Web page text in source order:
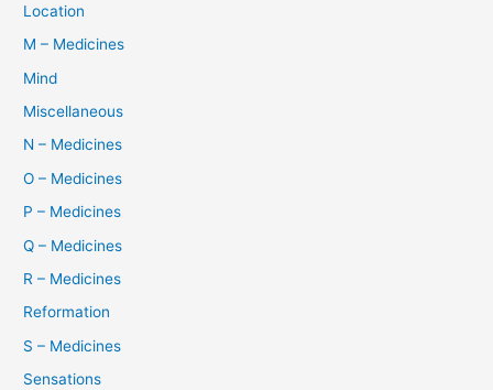
Location
M – Medicines
Mind
Miscellaneous
N – Medicines
O – Medicines
P – Medicines
Q – Medicines
R – Medicines
Reformation
S – Medicines
Sensations